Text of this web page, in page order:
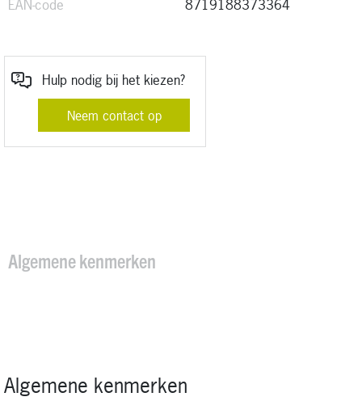
EAN-code
8719188373364
Hulp nodig bij het kiezen?
Neem contact op
Algemene kenmerken
Algemene kenmerken